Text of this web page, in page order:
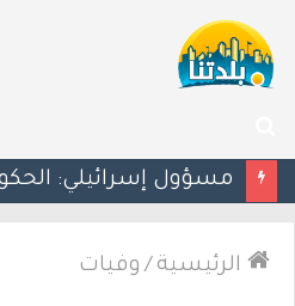
عن
الرئيسية / وفيات